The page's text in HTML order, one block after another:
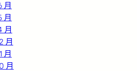
月
月
月
月
月
月